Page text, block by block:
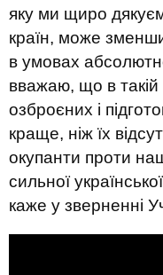
яку ми щиро
країн, може
в умовах
вважаю, що в такій
озброєних і
краще, ніж їх
окупанти проти
сильної
каже у зверненні